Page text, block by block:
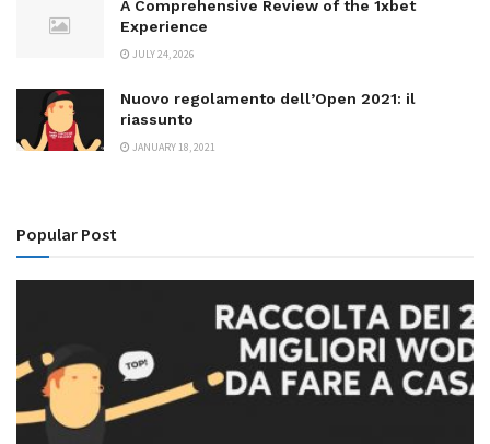
A Comprehensive Review of the 1xbet
Experience
JULY 24, 2026
Nuovo regolamento dell’Open 2021: il
riassunto
JANUARY 18, 2021
Popular Post